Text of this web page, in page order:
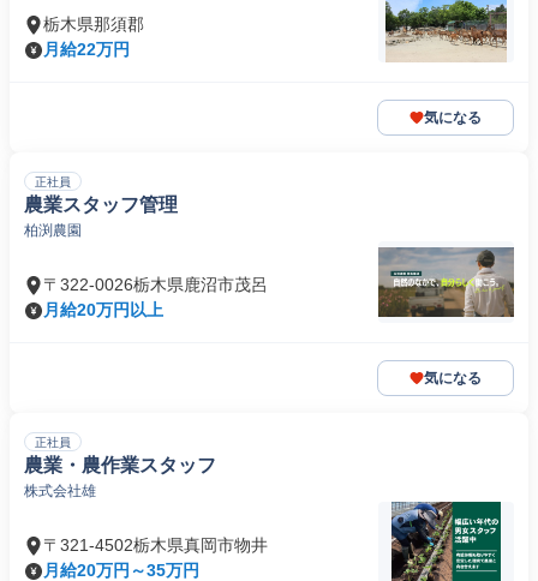
栃木県那須郡
月給22万円
気になる
正社員
農業スタッフ管理
柏渕農園
〒322-0026栃木県鹿沼市茂呂
月給20万円以上
気になる
正社員
農業・農作業スタッフ
株式会社雄
〒321-4502栃木県真岡市物井
月給20万円～35万円